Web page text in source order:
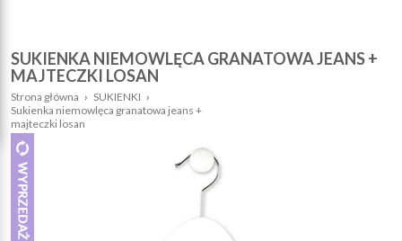
SUKIENKA NIEMOWLĘCA GRANATOWA JEANS +
MAJTECZKI LOSAN
Strona główna › SUKIENKI ›
Sukienka niemowlęca granatowa jeans +
majteczki losan